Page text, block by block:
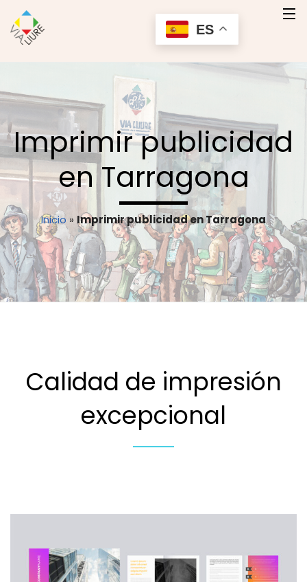
Quienes Somos
Nuestros Productos
Servicios
Contacto
Contactar
Imprimir publicidad
en Tarragona
Inicio » Imprimir publicidad en Tarragona
Calidad de impresión
excepcional
ES